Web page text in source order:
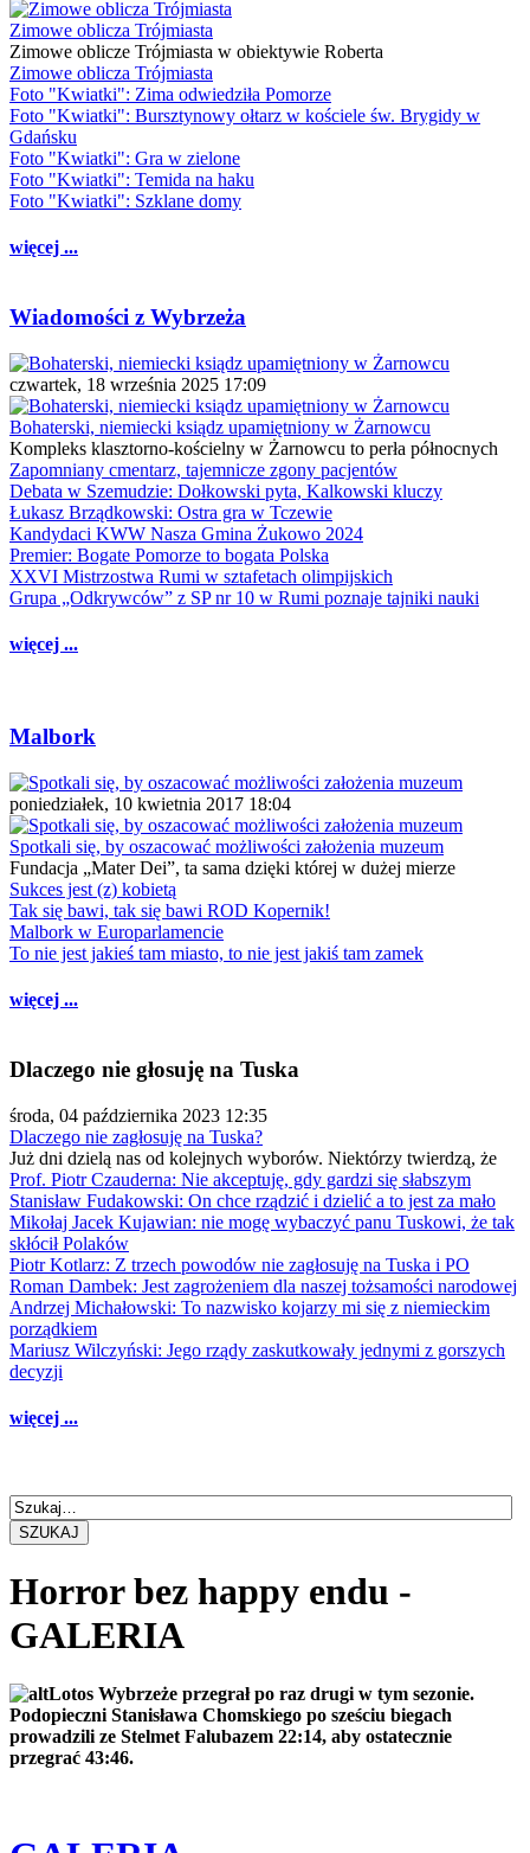
Zimowe oblicza Trójmiasta
Zimowe oblicze Trójmiasta w obiektywie Roberta
Zimowe oblicza Trójmiasta
Foto "Kwiatki": Zima odwiedziła Pomorze
Foto "Kwiatki": Bursztynowy ołtarz w kościele św. Brygidy w
Gdańsku
Foto "Kwiatki": Gra w zielone
Foto "Kwiatki": Temida na haku
Foto "Kwiatki": Szklane domy
więcej ...
Wiadomości z Wybrzeża
czwartek, 18 września 2025 17:09
Bohaterski, niemiecki ksiądz upamiętniony w Żarnowcu
Kompleks klasztorno-kościelny w Żarnowcu to perła północnych
Zapomniany cmentarz, tajemnicze zgony pacjentów
Debata w Szemudzie: Dołkowski pyta, Kalkowski kluczy
Łukasz Brządkowski: Ostra gra w Tczewie
Kandydaci KWW Nasza Gmina Żukowo 2024
Premier: Bogate Pomorze to bogata Polska
XXVI Mistrzostwa Rumi w sztafetach olimpijskich
Grupa „Odkrywców” z SP nr 10 w Rumi poznaje tajniki nauki
więcej ...
Malbork
poniedziałek, 10 kwietnia 2017 18:04
Spotkali się, by oszacować możliwości założenia muzeum
Fundacja „Mater Dei”, ta sama dzięki której w dużej mierze
Sukces jest (z) kobietą
Tak się bawi, tak się bawi ROD Kopernik!
Malbork w Europarlamencie
To nie jest jakieś tam miasto, to nie jest jakiś tam zamek
więcej ...
Dlaczego nie głosuję na Tuska
środa, 04 października 2023 12:35
Dlaczego nie zagłosuję na Tuska?
Już dni dzielą nas od kolejnych wyborów. Niektórzy twierdzą, że
Prof. Piotr Czauderna: Nie akceptuję, gdy gardzi się słabszym
Stanisław Fudakowski: On chce rządzić i dzielić a to jest za mało
Mikołaj Jacek Kujawian: nie mogę wybaczyć panu Tuskowi, że tak
skłócił Polaków
Piotr Kotlarz: Z trzech powodów nie zagłosuję na Tuska i PO
Roman Dambek: Jest zagrożeniem dla naszej tożsamości narodowej
Andrzej Michałowski: To nazwisko kojarzy mi się z niemieckim
porządkiem
Mariusz Wilczyński: Jego rządy zaskutkowały jednymi z gorszych
decyzji
więcej ...
SZUKAJ
Horror bez happy endu -
GALERIA
Lotos Wybrzeże przegrał po raz drugi w tym sezonie.
Podopieczni Stanisława Chomskiego po sześciu biegach
prowadzili ze Stelmet Falubazem 22:14, aby ostatecznie
przegrać 43:46.